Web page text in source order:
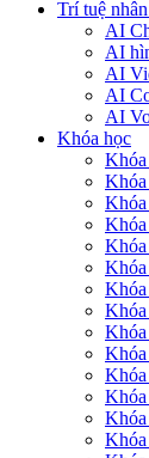
Trí tuệ
AI
AI
AI
AI
AI
Khóa học
Khóa
Khóa
Khóa